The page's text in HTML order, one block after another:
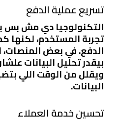
تسريع عملية الدفع
التكنولوجيا دي مش بس
تجربة المستخدم، لكنها
الدفع. في بعض المنصات،
بيقدرتحليل البيانات
ويقلل من الوقت اللي
البيانات.
تحسين خدمة العملاء